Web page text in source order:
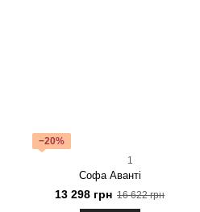
−20%
1
Софа Аванті
13 298 грн 16 622 грн